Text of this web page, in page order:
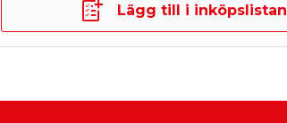
Lägg till i inköpslistan